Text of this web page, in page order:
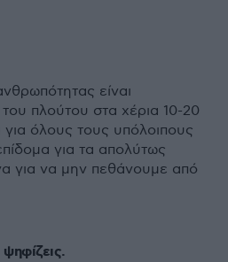
είναι
πλούτου στα χέρια 10-20
όλους τους υπόλοιπους
για τα απολύτως
για να μην πεθάνουμε από
ψηφίζεις.